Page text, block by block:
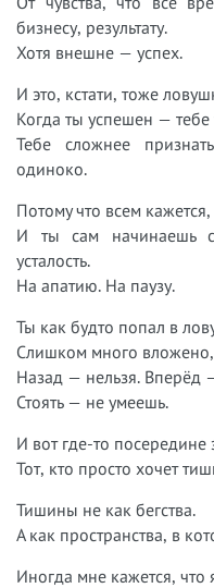
бизнесу, результату.
Хотя внешне — успех.
И это, кстати, тоже
Когда ты успешен —
Тебе сложнее
одиноко.
Потому что всем
И ты сам начинаешь
усталость.
На апатию. На паузу.
Ты как будто попал в
Слишком много
Назад — нельзя. Вперёд
Стоять — не умеешь.
И вот где-то
Тот, кто просто хочет
Тишины не как бегства.
А как пространства, в
Иногда мне кажется, что